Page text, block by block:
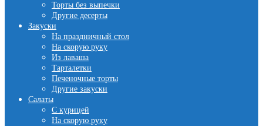
Торты без выпечки
Другие десерты
Закуски
На праздничный стол
На скорую руку
Из лаваша
Тарталетки
Печеночные торты
Другие закуски
Салаты
С курицей
На скорую руку